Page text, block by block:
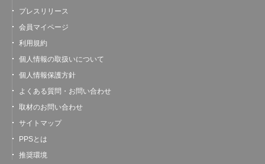
プレスリリース
会員マイページ
利用規約
個人情報の取扱いについて
個人情報保護方針
よくある質問・お問い合わせ
取材のお問い合わせ
サイトマップ
PPSとは
推奨環境